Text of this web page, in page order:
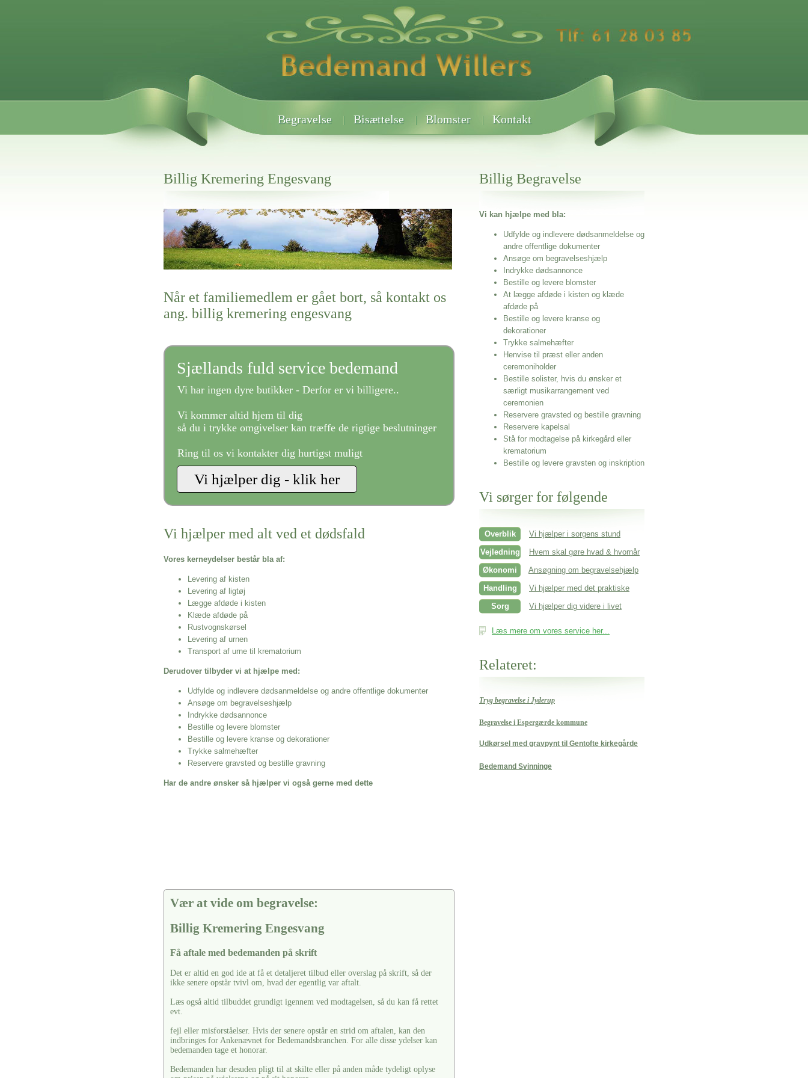
Begravelse Bisættelse Blomster Kontakt
Billig Kremering Engesvang
Her hos os får du altid en god afslutning når det gælder
Billig Kremering Engesvang
vi hjælper i alle faser af begravelsel
Når et familiemedlem er gået bort, så kontakt os
ang. billig kremering engesvang
Sjællands fuld service bedemand
Vi har ingen dyre butikker - Derfor er vi billigere..
Vi kommer altid hjem til dig
så du i trykke omgivelser kan træffe de rigtige beslutninger
Ring til os vi kontakter dig hurtigst muligt
Vi hjælper med alt ved et dødsfald
Vores kerneydelser består bla af:
Levering af kisten
Levering af ligtøj
Lægge afdøde i kisten
Klæde afdøde på
Rustvognskørsel
Levering af urnen
Transport af urne til krematorium
Derudover tilbyder vi at hjælpe med:
Udfylde og indlevere dødsanmeldelse og andre offentlige dokumenter
Ansøge om begravelseshjælp
Indrykke dødsannonce
Bestille og levere blomster
Bestille og levere kranse og dekorationer
Trykke salmehæfter
Reservere gravsted og bestille gravning
Har de andre ønsker så hjælper vi også gerne med dette
Vær at vide om begravelse:
Billig Kremering Engesvang
Få aftale med bedemanden på skrift
Det er altid en god ide at få et detaljeret tilbud eller overslag på skrift, så der
ikke senere opstår tvivl om, hvad der egentlig var aftalt.
Læs også altid tilbuddet grundigt igennem ved modtagelsen, så du kan få rettet
evt.
fejl eller misforståelser. Hvis der senere opstår en strid om aftalen, kan den
indbringes for Ankenævnet for Bedemandsbranchen. For alle disse ydelser kan
bedemanden tage et honorar.
Bedemanden har desuden pligt til at skilte eller på anden måde tydeligt oplyse
Billig Begravelse
Vi kan hjælpe med bla:
Udfylde og indlevere dødsanmeldelse og
andre offentlige dokumenter
Ansøge om begravelseshjælp
Indrykke dødsannonce
Bestille og levere blomster
At lægge afdøde i kisten og klæde
afdøde på
Bestille og levere kranse og
dekorationer
Trykke salmehæfter
Henvise til præst eller anden
ceremoniholder
Bestille solister, hvis du ønsker et
særligt musikarrangement ved
ceremonien
Reservere gravsted og bestille gravning
Reservere kapelsal
Stå for modtagelse på kirkegård eller
krematorium
Bestille og levere gravsten og inskription
Vi sørger for følgende
Overblik
Vi hjælper i sorgens stund
Vejledning
Hvem skal gøre hvad & hvornår
Økonomi
Ansøgning om begravelsehjælp
Handling
Vi hjælper med det praktiske
Sorg
Vi hjælper dig videre i livet
Læs mere om vores service her...
Relateret:
Tryg begravelse i Jyderup
Begravelse i Espergærde kommune
Udkørsel med gravpynt til Gentofte kirkegårde
Bedemand Svinninge